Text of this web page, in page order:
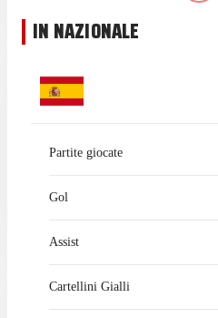
IN NAZIONALE
Partite giocate
Gol
Assist
Cartellini Gialli